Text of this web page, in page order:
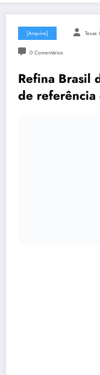
[Arquivo] Texas
0 Comentários
Refina Brasil
de